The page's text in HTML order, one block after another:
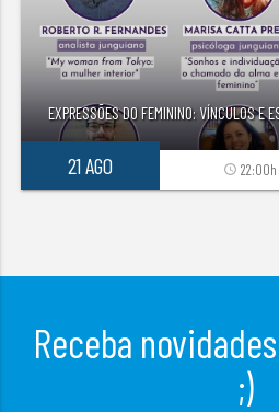
EXPRESSÕES DO FEMININO: VÍNCULOS E
21 AGO access_time 22:00h
Receba
;)